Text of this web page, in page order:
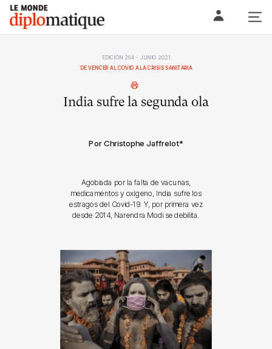
Skip
content
Le monde diplomatique
EDICIÓN 264 - JUNIO 2021
DE VENCER AL COVID A LA CRISIS SANITARIA
India sufre la segunda ola
Por Christophe Jaffrelot*
Agobiada por la falta de vacunas,
medicamentos y oxígeno, India sufre los
estragos del Covid-19. Y, por primera vez
desde 2014, Narendra Modi se debilita.